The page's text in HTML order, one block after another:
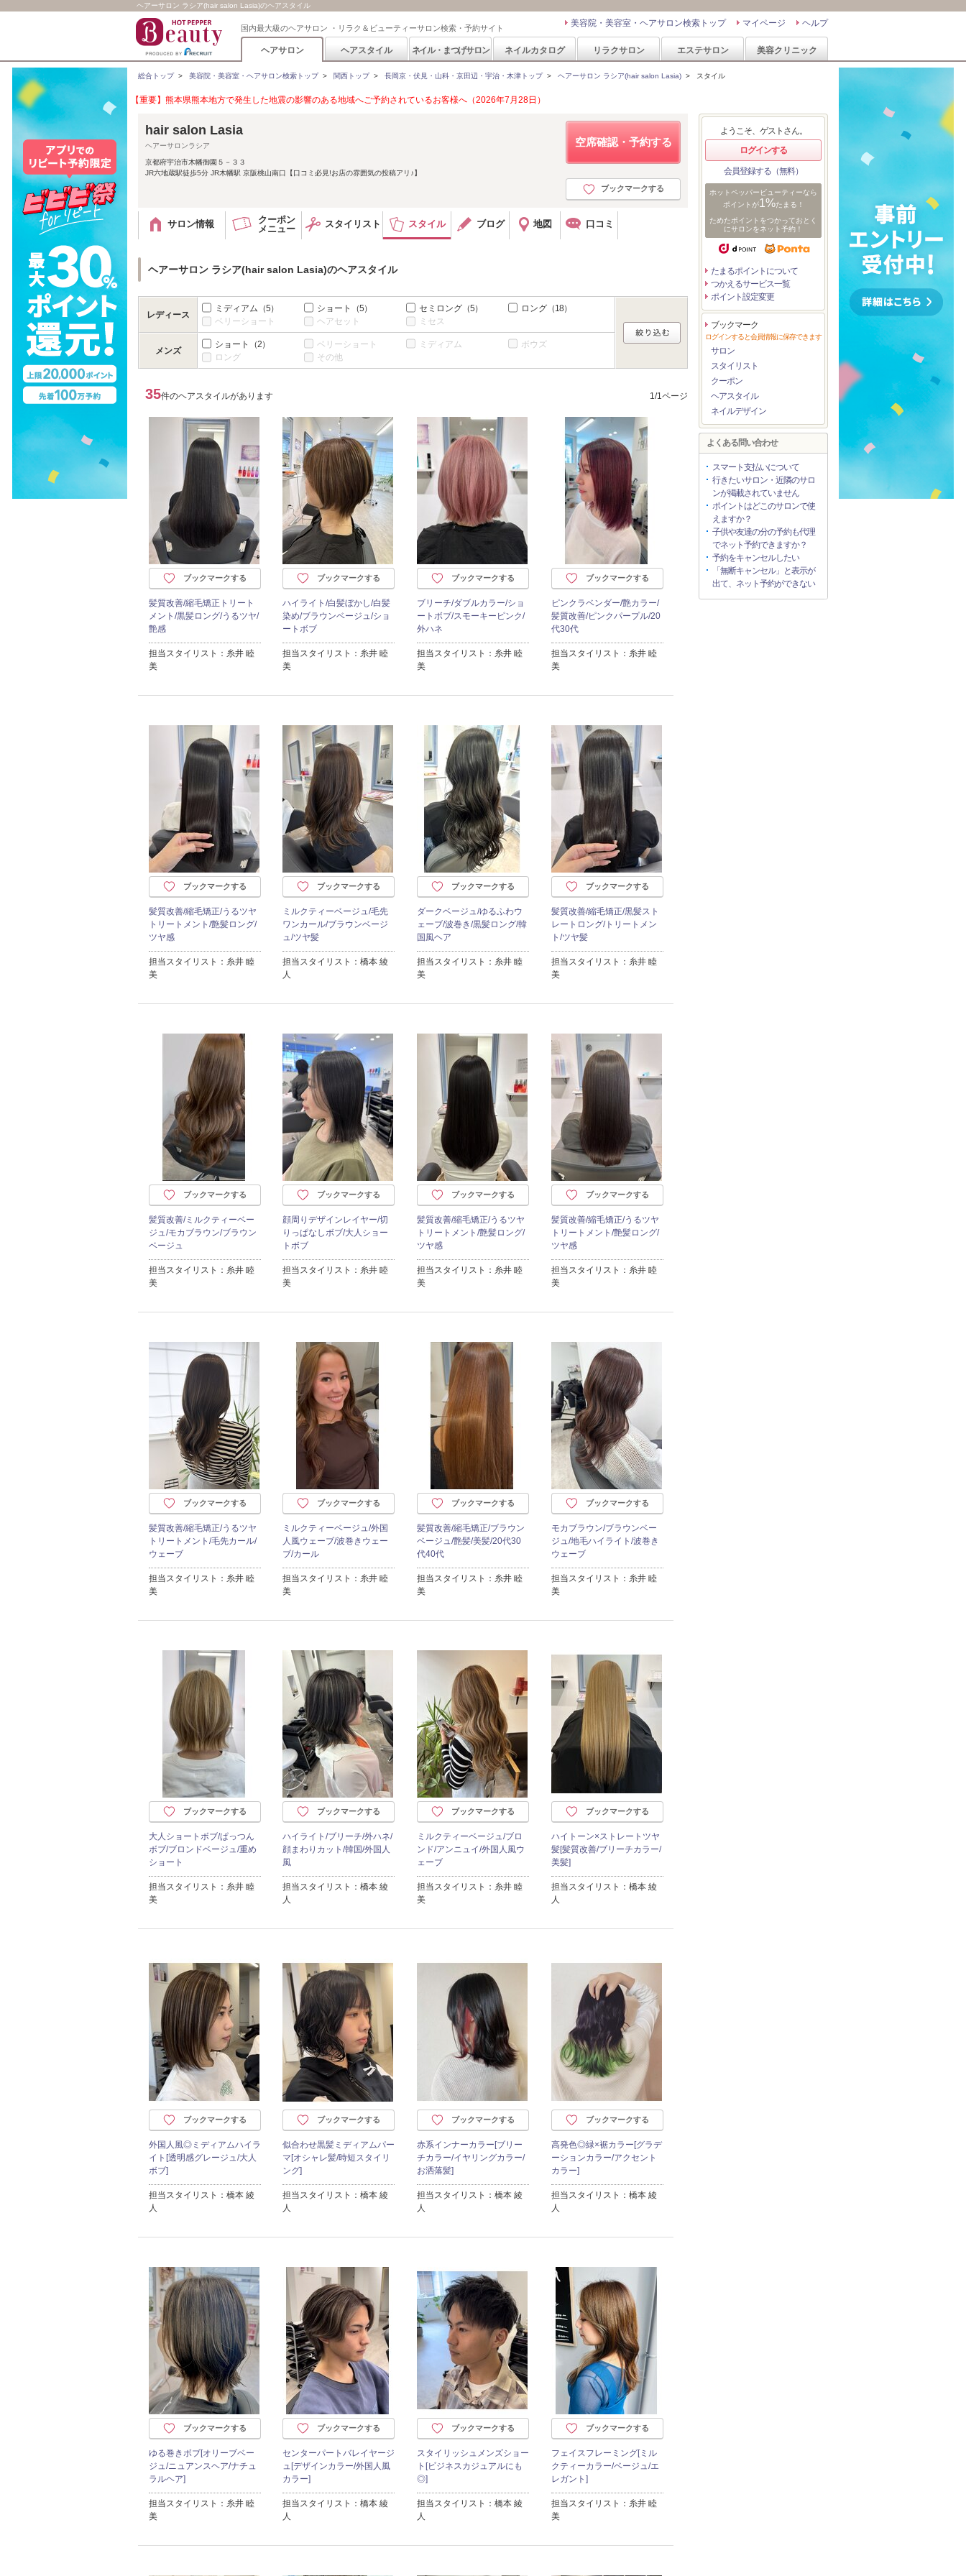
ヘアーサロン ラシア(hair salon Lasia)のヘアスタイル
国内最大級のヘアサロン ・リラク＆ビューティーサロン検索・予約サイト ヘルプ
マイページ
美容院・美容室・ヘアサロン検索トップ
ヘアサロン ヘアスタイル ネイル・まつげサロン ネイルカタログ リラクサロン エステサロン 美容クリニック
総合トップ> 美容院・美容室・ヘアサロン検索トップ> 関西トップ> 長岡京・伏見・山科・京田辺・宇治・木津トップ> ヘアーサロン ラシア(hair salon Lasia) > スタイル
【重要】熊本県熊本地方で発生した地震の影響のある地域へご予約されているお客様へ（2026年7月28日）
空席確認・予約する
ブックマークする
hair salon Lasia
ヘアーサロンラシア
京都府宇治市木幡御園５－３３
JR六地蔵駅徒歩5分 JR木幡駅 京阪桃山南口【口コミ必見!お店の雰囲気の投稿アリ♪】
サロン情報
クーポン
メニュー
スタイリスト スタイル ブログ 地図 口コミ
ヘアーサロン ラシア(hair salon Lasia)のヘアスタイル
レディース
ミディアム （5） ショート （5） セミロング （5） ロング （18）
ベリーショート
ヘアセット ミセス
メンズ
ショート （2） ベリーショート ミディアム
ボウズ
ロング
その他
35件のヘアスタイルがあります 1/1ページ
ブックマークする
髪質改善/縮毛矯正トリート
メント/黒髪ロング/うるツヤ/
艶感
担当スタイリスト：糸井 睦
美
ブックマークする
ハイライト/白髪ぼかし/白髪
染め/ブラウンベージュ/ショ
ートボブ
担当スタイリスト：糸井 睦
美
ブックマークする
ブリーチ/ダブルカラー/ショ
ートボブ/スモーキーピンク/
外ハネ
担当スタイリスト：糸井 睦
美
ブックマークする
ピンクラベンダー/艶カラー/
髪質改善/ピンクパープル/20
代30代
担当スタイリスト：糸井 睦
美
ブックマークする
髪質改善/縮毛矯正/うるツヤ
トリートメント/艶髪ロング/
ツヤ感
担当スタイリスト：糸井 睦
美
ブックマークする
ミルクティーベージュ/毛先
ワンカール/ブラウンベージ
ュ/ツヤ髪
担当スタイリスト：橋本 綾
人
ブックマークする
ダークベージュ/ゆるふわウ
ェーブ/波巻き/黒髪ロング/韓
国風ヘア
担当スタイリスト：糸井 睦
美
ブックマークする
髪質改善/縮毛矯正/黒髪スト
レートロング/トリートメン
ト/ツヤ髪
担当スタイリスト：糸井 睦
美
ブックマークする
髪質改善/ミルクティーベー
ジュ/モカブラウン/ブラウン
ベージュ
担当スタイリスト：糸井 睦
美
ブックマークする
顔周りデザインレイヤー/切
りっぱなしボブ/大人ショー
トボブ
担当スタイリスト：糸井 睦
美
ブックマークする
髪質改善/縮毛矯正/うるツヤ
トリートメント/艶髪ロング/
ツヤ感
担当スタイリスト：糸井 睦
美
ブックマークする
髪質改善/縮毛矯正/うるツヤ
トリートメント/艶髪ロング/
ツヤ感
担当スタイリスト：糸井 睦
美
ブックマークする
髪質改善/縮毛矯正/うるツヤ
トリートメント/毛先カール/
ウェーブ
担当スタイリスト：糸井 睦
美
ブックマークする
ミルクティーベージュ/外国
人風ウェーブ/波巻きウェー
ブ/カール
担当スタイリスト：糸井 睦
美
ブックマークする
髪質改善/縮毛矯正/ブラウン
ベージュ/艶髪/美髪/20代30
代40代
担当スタイリスト：糸井 睦
美
ブックマークする
モカブラウン/ブラウンベー
ジュ/地毛ハイライト/波巻き
ウェーブ
担当スタイリスト：糸井 睦
美
ブックマークする
大人ショートボブ/ぱっつん
ボブ/ブロンドベージュ/重め
ショート
担当スタイリスト：糸井 睦
美
ブックマークする
ハイライト/ブリーチ/外ハネ/
顔まわりカット/韓国/外国人
風
担当スタイリスト：橋本 綾
人
ブックマークする
ミルクティーベージュ/ブロ
ンド/アンニュイ/外国人風ウ
ェーブ
担当スタイリスト：糸井 睦
美
ブックマークする
ハイトーン×ストレートツヤ
髪[髪質改善/ブリーチカラー/
美髪]
担当スタイリスト：橋本 綾
人
ブックマークする
外国人風◎ミディアムハイラ
イト[透明感グレージュ/大人
ボブ]
担当スタイリスト：橋本 綾
人
ブックマークする
似合わせ黒髪ミディアムパー
マ[オシャレ髪/時短スタイリ
ング]
担当スタイリスト：橋本 綾
人
ブックマークする
赤系インナーカラー[ブリー
チカラー/イヤリングカラー/
お洒落髪]
担当スタイリスト：橋本 綾
人
ブックマークする
高発色◎緑×裾カラー[グラデ
ーションカラー/アクセント
カラー]
担当スタイリスト：橋本 綾
人
ブックマークする
ゆる巻きボブ[オリーブベー
ジュ/ニュアンスヘア/ナチュ
ラルヘア]
担当スタイリスト：糸井 睦
美
ブックマークする
センターパートバレイヤージ
ュ[デザインカラー/外国人風
カラー]
担当スタイリスト：橋本 綾
人
ブックマークする
スタイリッシュメンズショー
ト[ビジネスカジュアルにも
◎]
担当スタイリスト：橋本 綾
人
ブックマークする
フェイスフレーミング[ミル
クティーカラー/ベージュ/エ
レガント]
担当スタイリスト：糸井 睦
美
ようこそ、ゲストさん。
ログインする
会員登録する（無料）
ホットペッパービューティーなら
ポイントが1%たまる！
ためたポイントをつかっておとく
にサロンをネット予約！
たまるポイントについて
つかえるサービス一覧
ポイント設定変更
ブックマーク
ログインすると会員情報に保存できます
サロン
スタイリスト
クーポン
ヘアスタイル
ネイルデザイン
よくある問い合わせ
スマート支払いについて
行きたいサロン・近隣のサロ
ンが掲載されていません
ポイントはどこのサロンで使
えますか？
子供や友達の分の予約も代理
でネット予約できますか？
予約をキャンセルしたい
「無断キャンセル」と表示が
出て、ネット予約ができない